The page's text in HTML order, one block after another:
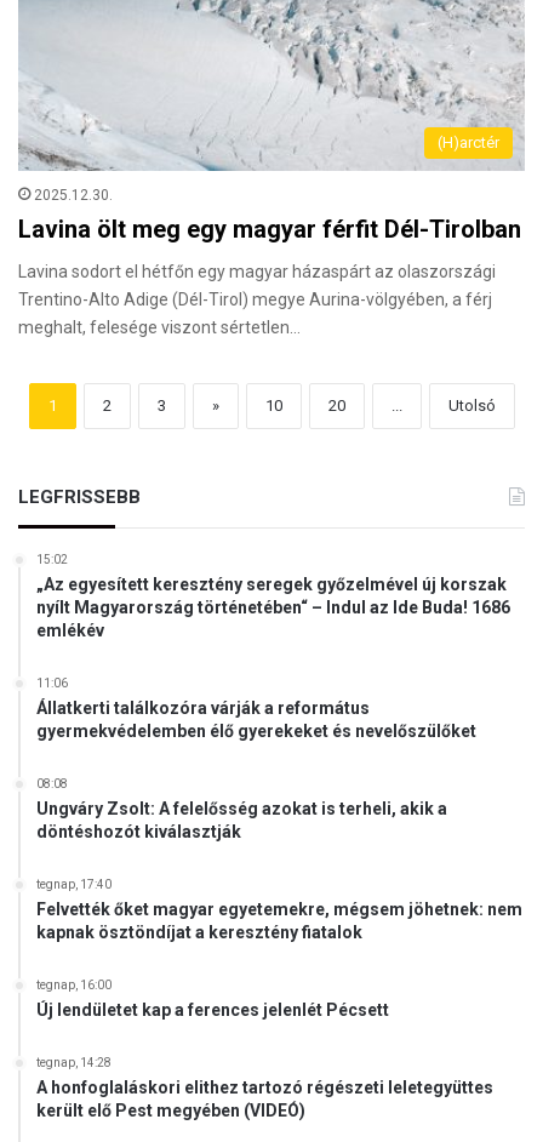
(H)arctér
2025.12.30.
Lavina ölt meg egy magyar férfit Dél-Tirolban
Lavina sodort el hétfőn egy magyar házaspárt az olaszországi
Trentino-Alto Adige (Dél-Tirol) megye Aurina-völgyében, a férj
meghalt, felesége viszont sértetlen…
1 2 3 » 10 20 ... Utolsó
LEGFRISSEBB
15:02
„Az egyesített keresztény seregek győzelmével új korszak
nyílt Magyarország történetében“ – Indul az Ide Buda! 1686
emlékév
11:06
Állatkerti találkozóra várják a református
gyermekvédelemben élő gyerekeket és nevelőszülőket
08:08
Ungváry Zsolt: A felelősség azokat is terheli, akik a
döntéshozót kiválasztják
tegnap, 17:40
Felvették őket magyar egyetemekre, mégsem jöhetnek: nem
kapnak ösztöndíjat a keresztény fiatalok
tegnap, 16:00
Új lendületet kap a ferences jelenlét Pécsett
tegnap, 14:28
A honfoglaláskori elithez tartozó régészeti leletegyüttes
került elő Pest megyében (VIDEÓ)